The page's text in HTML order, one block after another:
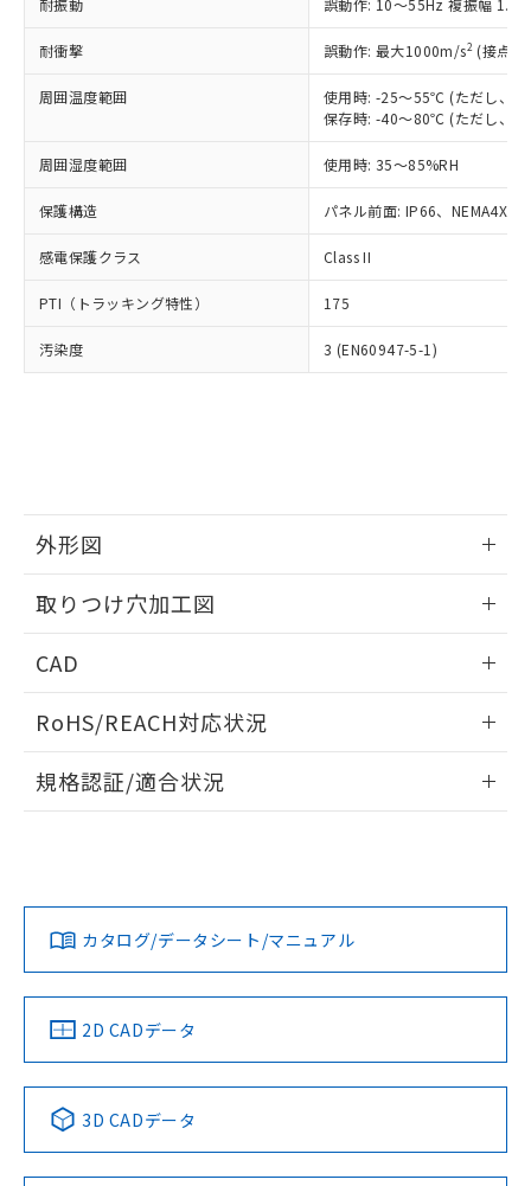
耐振動 誤動作: 10～55Hz 複振幅
耐衝撃 誤動作: 最大1000m/s2 (接点
周囲温度範囲
使用時: -25～55℃ (ただし、氷
保存時: -40～80℃ (ただし、氷
周囲湿度範囲 使用時: 35～85%RH
保護構造 パネル前面: IP66、NEMA4X,
感電保護クラス Class II
PTI（トラッキング特性） 175
汚染度 3 (EN60947-5-1)
外形図
取りつけ穴加工図
CAD
ドすることができます。
ログイン/会員登録
ダウンロードデータをご利用いただく前に、以下を必ずお読
みください。
ソフトウェアの使用条件
RoHS/REACH対応状況
EU RoHS 注意事項・凡例
対応済み
中国 RoHS 注意事項・凡例
Pb Hg Cd Cr(VI)
規格認証/適合状況
LR型式承認
（イギリス
船舶規格）
DNV型式承認
（ノルウェー
BV型式承認
（フランス
KR型式
（韓国
No No No No
この製品の規格認証/適合状況ページへ
その他の認証はこちらのページからご検索ください
カタログ/データシート/マニュアル
2D CADデータ
3D CADデータ
正式な納期状況および標準価格はお客
様のお取引先、またはお客様担当のオ
ムロン制御機器販売店・当社販売員に
オムロン制御機器販売店や当社販売拠
販売ネットワーク
」をご確認
在庫状況および標準価格結果を当社の
事前の承諾なく第三者に漏洩または開
示しないようお願いします。
マイパーツ機能（部品リスト作成サー
ビス）をご利用いただくには、I-Web
メンバーズにご登録されている必要が
お客様が当ウェブサイト上で当社にご
指します。
但し、RoHS指令で産業用監視および制御機器に対する
適用除外項目は除く。
フタル酸エステル類の４物質については閾値を超える意
図的な使用がないことを確認しています。
部品在庫の切り替え状況などにより、予定
月が前後することがあります。
※3 非含有証明書ダウンロード
51物質の非含有証明書（当社基準）
※本証明書は発行日時点で非含有を証明す
るもので、過去に遡って非含有を証明する
ものではありません。
また、RoHS指令のフタル酸エステル類４
欄に対応日を記載しておりました。
既に当社にて対応品への在庫切替を完了
していることから、特段のことがない限
り、2022年1月12日より割愛しておりま
す。
DBP(フタル酸ジブチル) : 1000ppm、 DIBP(フタル酸ジ
イソブチル) : 1000ppm、 BBP(フタル酸ブチルベンジ
DEHP(フタル酸ビス(2-エチルヘキシル)) : 1000ppm
準値以下であることを示します。
「10」：通常の使用状況下において有害物
質が外部に漏えいし、環境に深刻な影響を
及ぼさない年数を意味します。
「－」：未確認です。当社販売部門へお問
全に破砕するなど、違法に輸出されな
いよう必要な手段を講じます。
当社は貴社製品を、核兵器、ミサイ
ル、化学兵器、生物兵器またはその他
武器並びにこれらの製造装置等に一切
当社は、貴社製品を第三者に販売する
場合は、上記1、2および3の内容を当
該第三者に通知します。また当社は、
販売先および販売に係わる関係者が違
法に輸出するおそれがある場合は、取
り引きをいたしません。
一定数には満たないが在庫あり
－
在庫なし(最新の在庫状況につ
いては、お客様のお取引先、ま
たはお客様担当のオムロン制御
機器販売店・当社販売員にご確
空
受注生産機種、また在庫状況の
情報を公開していない機種